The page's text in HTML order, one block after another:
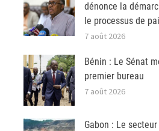
dénonce la
le processus de
7 août 2026
Bénin : Le Sénat
premier bureau
7 août 2026
Gabon : Le